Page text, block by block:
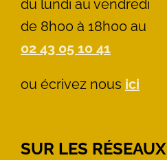
du lundi au vendredi
de 8h00 à 18h00 au
02 43 05 10 41
ou écrivez nous ici
SUR LES RÉSEAUX